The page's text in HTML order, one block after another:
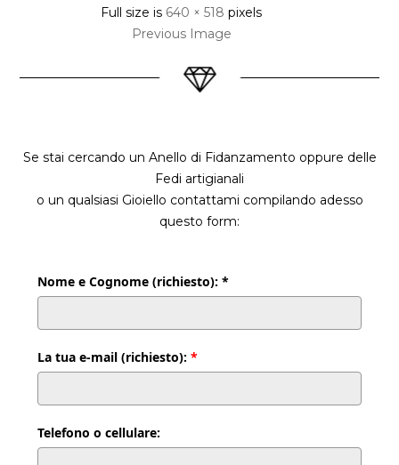
Full size is 640 × 518 pixels
Previous Image
Se stai cercando un Anello di Fidanzamento oppure delle
Fedi artigianali
o un qualsiasi Gioiello contattami compilando adesso
questo form:
Nome e Cognome (richiesto): *
La tua e-mail (richiesto):*
Telefono o cellulare: